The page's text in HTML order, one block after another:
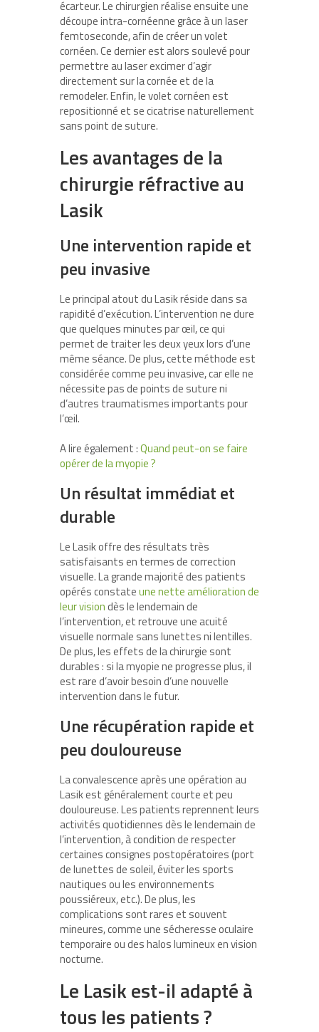
écarteur. Le chirurgien réalise ensuite une
découpe intra-cornéenne grâce à un laser
femtoseconde, afin de créer un volet
cornéen. Ce dernier est alors soulevé pour
permettre au laser excimer d’agir
directement sur la cornée et de la
remodeler. Enfin, le volet cornéen est
repositionné et se cicatrise naturellement
sans point de suture.
Les avantages de la
chirurgie réfractive au
Lasik
Une intervention rapide et
peu invasive
Le principal atout du Lasik réside dans sa
rapidité d’exécution. L’intervention ne dure
que quelques minutes par œil, ce qui
permet de traiter les deux yeux lors d’une
même séance. De plus, cette méthode est
considérée comme peu invasive, car elle ne
nécessite pas de points de suture ni
d’autres traumatismes importants pour
l’œil.
A lire également :Quand peut-on se faire
opérer de la myopie ?
Un résultat immédiat et
durable
Le Lasik offre des résultats très
satisfaisants en termes de correction
visuelle. La grande majorité des patients
opérés constateune nette amélioration de
leur visiondès le lendemain de
l’intervention, et retrouve une acuité
visuelle normale sans lunettes ni lentilles.
De plus, les effets de la chirurgie sont
durables : si la myopie ne progresse plus, il
est rare d’avoir besoin d’une nouvelle
intervention dans le futur.
Une récupération rapide et
peu douloureuse
La convalescence après une opération au
Lasik est généralement courte et peu
douloureuse. Les patients reprennent leurs
activités quotidiennes dès le lendemain de
l’intervention, à condition de respecter
certaines consignes postopératoires (port
de lunettes de soleil, éviter les sports
nautiques ou les environnements
poussiéreux, etc.). De plus, les
complications sont rares et souvent
mineures, comme une sécheresse oculaire
temporaire ou des halos lumineux en vision
nocturne.
Le Lasik est-il adapté à
tous les patients ?